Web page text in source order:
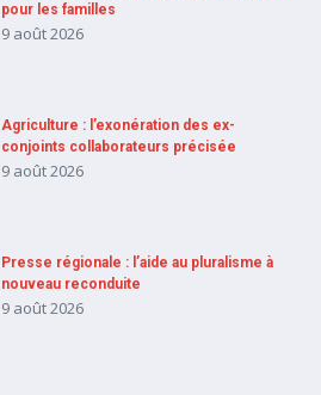
pour les familles
9 août 2026
Agriculture : l’exonération des ex-
conjoints collaborateurs précisée
9 août 2026
Presse régionale : l’aide au pluralisme à
nouveau reconduite
9 août 2026